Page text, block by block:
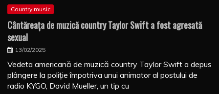
Country music
Cântăreaţa de muzică country Taylor Swift a fost agresată
sexual
13/02/2025
Vedeta americană de muzică country Taylor Swift a depus
plângere la poliţie împotriva unui animator al postului de
radio KYGO, David Mueller, un tip cu